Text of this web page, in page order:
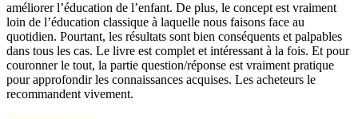
améliorer l’éducation de l’enfant. De plus, le concept est vraiment
loin de l’éducation classique à laquelle nous faisons face au
quotidien. Pourtant, les résultats sont bien conséquents et palpables
dans tous les cas. Le livre est complet et intéressant à la fois. Et pour
couronner le tout, la partie question/réponse est vraiment pratique
pour approfondir les connaissances acquises. Les acheteurs le
recommandent vivement.